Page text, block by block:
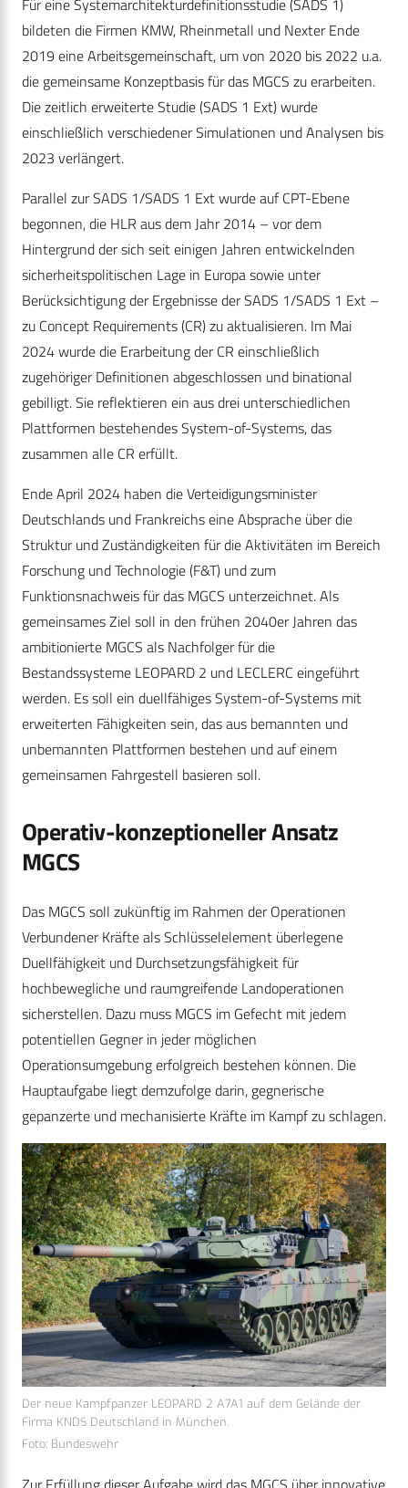
Für eine Systemarchitekturdefinitionsstudie (SADS 1)
bildeten die Firmen KMW, Rheinmetall und Nexter Ende
2019 eine Arbeitsgemeinschaft, um von 2020 bis 2022 u.a.
die gemeinsame Konzeptbasis für das MGCS zu erarbeiten.
Die zeitlich erweiterte Studie (SADS 1 Ext) wurde
einschließlich verschiedener Simulationen und Analysen bis
2023 verlängert.
Parallel zur SADS 1/SADS 1 Ext wurde auf CPT-Ebene
begonnen, die HLR aus dem Jahr 2014 – vor dem
Hintergrund der sich seit einigen Jahren entwickelnden
sicherheitspolitischen Lage in Europa sowie unter
Berücksichtigung der Ergebnisse der SADS 1/SADS 1 Ext –
zu Concept Requirements (CR) zu aktualisieren. Im Mai
2024 wurde die Erarbeitung der CR einschließlich
zugehöriger Definitionen abgeschlossen und binational
gebilligt. Sie reflektieren ein aus drei unterschiedlichen
Plattformen bestehendes System-of-Systems, das
zusammen alle CR erfüllt.
Ende April 2024 haben die Verteidigungsminister
Deutschlands und Frankreichs eine Absprache über die
Struktur und Zuständigkeiten für die Aktivitäten im Bereich
Forschung und Technologie (F&T) und zum
Funktionsnachweis für das MGCS unterzeichnet. Als
gemeinsames Ziel soll in den frühen 2040er Jahren das
ambitionierte MGCS als Nachfolger für die
Bestandssysteme LEOPARD 2 und LECLERC eingeführt
werden. Es soll ein duellfähiges System-of-Systems mit
erweiterten Fähigkeiten sein, das aus bemannten und
unbemannten Plattformen bestehen und auf einem
gemeinsamen Fahrgestell basieren soll.
Operativ-konzeptioneller Ansatz
MGCS
Das MGCS soll zukünftig im Rahmen der Operationen
Verbundener Kräfte als Schlüsselelement überlegene
Duellfähigkeit und Durchsetzungsfähigkeit für
hochbewegliche und raumgreifende Landoperationen
sicherstellen. Dazu muss MGCS im Gefecht mit jedem
potentiellen Gegner in jeder möglichen
Operationsumgebung erfolgreich bestehen können. Die
Hauptaufgabe liegt demzufolge darin, gegnerische
gepanzerte und mechanisierte Kräfte im Kampf zu schlagen.
Der neue Kampfpanzer LEOPARD 2 A7A1 auf dem Gelände der
Firma KNDS Deutschland in München.
Foto: Bundeswehr